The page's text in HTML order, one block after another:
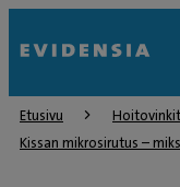
Etusivu Hoitovinkit
Kissan mikrosirutus –